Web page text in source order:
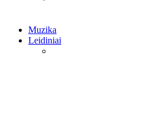
Muzika
Leidiniai